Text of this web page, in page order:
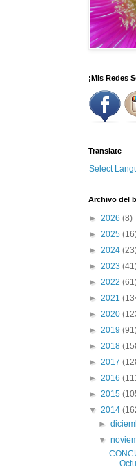
¡Mis Redes
Translate
Select
Archivo del
► 2026 (8)
► 2025
► 2024
► 2023
► 2022
► 2021
► 2020
► 2019
► 2018
► 2017
► 2016
► 2015
▼ 2014
►
▼